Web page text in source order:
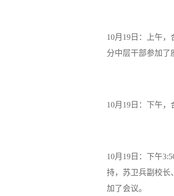
10月 19 日：上午，
分中层干部参加了
10月 19 日：下午，
10月 19 日：下午
持，苏卫兵副校长
加了会议。